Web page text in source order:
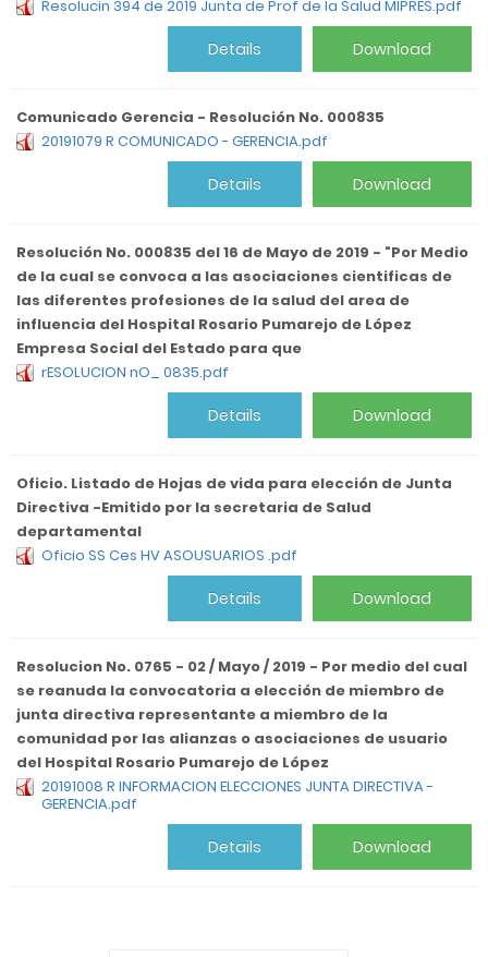
Resolucin 394 de 2019 Junta de Prof de la Salud MIPRES.pdf
Download
Details
Comunicado Gerencia - Resolución No. 000835
20191079 R COMUNICADO - GERENCIA.pdf
Download
Details
Resolución No. 000835 del 16 de Mayo de 2019 - "Por Medio
de la cual se convoca a las asociaciones cientificas de
las diferentes profesiones de la salud del area de
influencia del Hospital Rosario Pumarejo de López
Empresa Social del Estado para que
rESOLUCION nO_ 0835.pdf
Download
Details
Oficio. Listado de Hojas de vida para elección de Junta
Directiva -Emitido por la secretaria de Salud
departamental
Oficio SS Ces HV ASOUSUARIOS .pdf
Download
Details
Resolucion No. 0765 - 02 / Mayo / 2019 - Por medio del cual
se reanuda la convocatoria a elección de miembro de
junta directiva representante a miembro de la
comunidad por las alianzas o asociaciones de usuario
del Hospital Rosario Pumarejo de López
20191008 R INFORMACION ELECCIONES JUNTA DIRECTIVA -
GERENCIA.pdf
Download
Details